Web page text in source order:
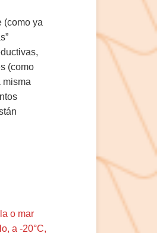
(como ya
(como
misma
o mar
a -20°C,